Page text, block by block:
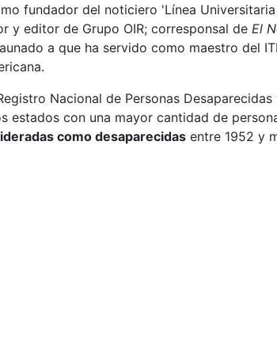
fundador del noticiero 'Línea
y editor de Grupo OIR; corresponsal de El
a que ha servido como maestro del
Nacional de Personas
estados con una mayor cantidad de
como desaparecidas entre 1952 y